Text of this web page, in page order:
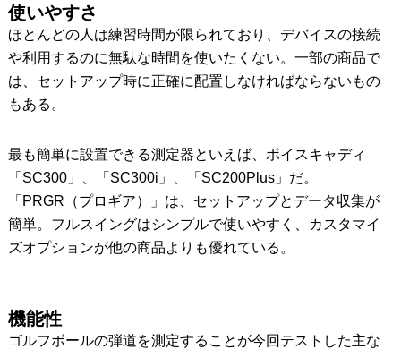
使いやすさ
ほとんどの人は練習時間が限られており、デバイスの接続
や利用するのに無駄な時間を使いたくない。一部の商品で
は、セットアップ時に正確に配置しなければならないもの
もある。
最も簡単に設置できる測定器といえば、ボイスキャディ
「SC300」、「SC300i」、「SC200Plus」だ。
「PRGR（プロギア）」は、セットアップとデータ収集が
簡単。フルスイングはシンプルで使いやすく、カスタマイ
ズオプションが他の商品よりも優れている。
機能性
ゴルフボールの弾道を測定することが今回テストした主な